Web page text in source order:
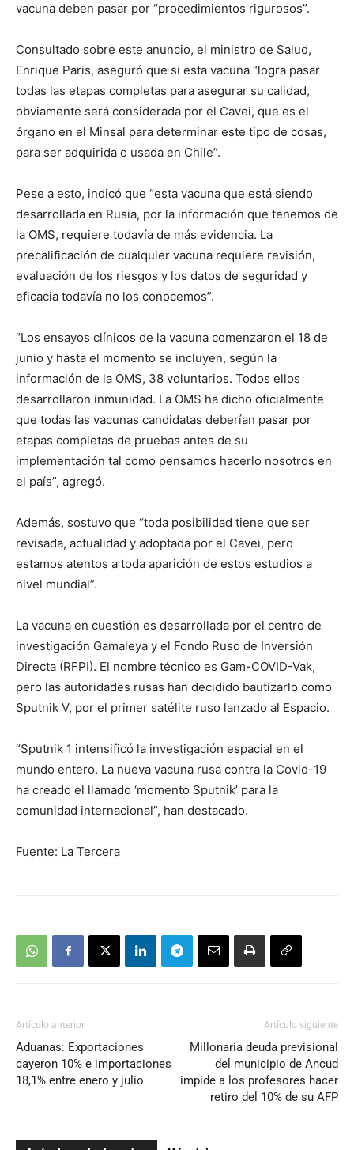
vacuna deben pasar por “procedimientos rigurosos”.
Consultado sobre este anuncio, el ministro de Salud,
Enrique Paris, aseguró que si esta vacuna “logra pasar
todas las etapas completas para asegurar su calidad,
obviamente será considerada por el Cavei, que es el
órgano en el Minsal para determinar este tipo de cosas,
para ser adquirida o usada en Chile”.
Pese a esto, indicó que “esta vacuna que está siendo
desarrollada en Rusia, por la información que tenemos de
la OMS, requiere todavía de más evidencia. La
precalificación de cualquier vacuna requiere revisión,
evaluación de los riesgos y los datos de seguridad y
eficacia todavía no los conocemos”.
“Los ensayos clínicos de la vacuna comenzaron el 18 de
junio y hasta el momento se incluyen, según la
información de la OMS, 38 voluntarios. Todos ellos
desarrollaron inmunidad. La OMS ha dicho oficialmente
que todas las vacunas candidatas deberían pasar por
etapas completas de pruebas antes de su
implementación tal como pensamos hacerlo nosotros en
el país”, agregó.
Además, sostuvo que “toda posibilidad tiene que ser
revisada, actualidad y adoptada por el Cavei, pero
estamos atentos a toda aparición de estos estudios a
nivel mundial”.
La vacuna en cuestión es desarrollada por el centro de
investigación Gamaleya y el Fondo Ruso de Inversión
Directa (RFPI). El nombre técnico es Gam-COVID-Vak,
pero las autoridades rusas han decidido bautizarlo como
Sputnik V, por el primer satélite ruso lanzado al Espacio.
“Sputnik 1 intensificó la investigación espacial en el
mundo entero. La nueva vacuna rusa contra la Covid-19
ha creado el llamado ‘momento Sputnik’ para la
comunidad internacional”, han destacado.
Fuente: La Tercera
Artículo anterior
Aduanas: Exportaciones
cayeron 10% e importaciones
18,1% entre enero y julio
Artículo siguiente
Millonaria deuda previsional
del municipio de Ancud
impide a los profesores hacer
retiro del 10% de su AFP